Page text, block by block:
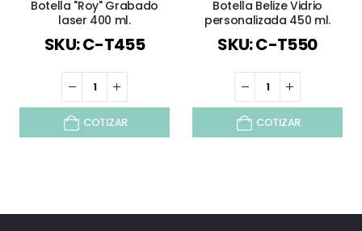
Botella "Roy" Grabado
laser 400 ml.
SKU: C-T455
COTIZAR
Botella Belize Vidrio
personalizada 450 ml.
SKU: C-T550
COTIZAR